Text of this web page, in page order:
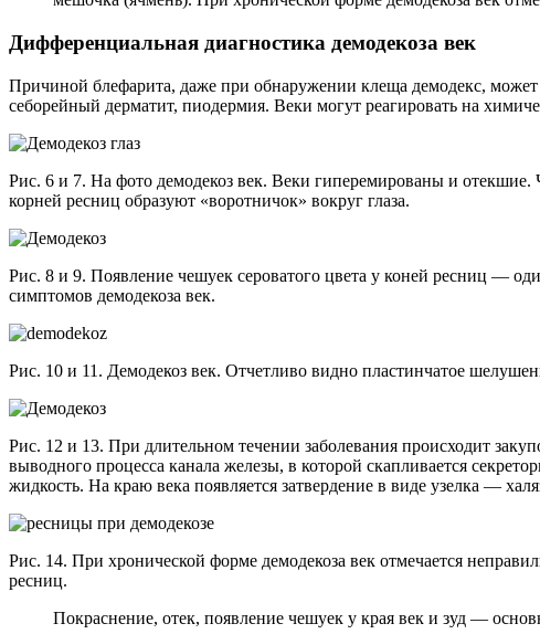
Дифференциальная диагностика демодекоза век
Причиной блефарита, даже при обнаружении клеща демодекс,
себорейный дерматит, пиодермия. Веки могут реагировать на
Рис. 6 и 7. На фото демодекоз век. Веки гиперемированы и
корней ресниц образуют «воротничок» вокруг глаза.
Рис. 8 и 9. Появление чешуек сероватого цвета у коней ресниц —
симптомов демодекоза век.
Рис. 10 и 11. Демодекоз век. Отчетливо видно пластинчатое
Рис. 12 и 13. При длительном течении заболевания происходит
выводного процесса канала железы, в которой скапливается
жидкость. На краю века появляется затвердение в виде узелка —
Рис. 14. При хронической форме демодекоза век отмечается
ресниц.
Покраснение, отек, появление чешуек у края век и зуд —